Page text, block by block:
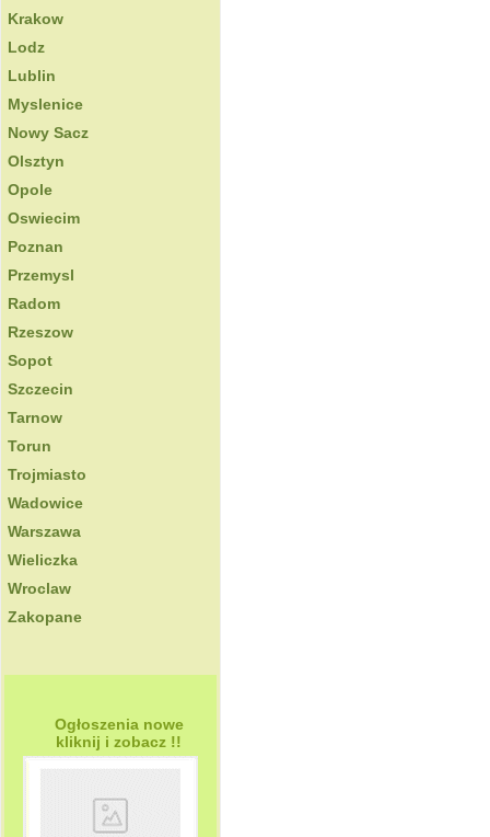
Krakow
Lodz
Lublin
Myslenice
Nowy Sacz
Olsztyn
Opole
Oswiecim
Poznan
Przemysl
Radom
Rzeszow
Sopot
Szczecin
Tarnow
Torun
Trojmiasto
Wadowice
Warszawa
Wieliczka
Wroclaw
Zakopane
Ogłoszenia nowe
kliknij i zobacz !!